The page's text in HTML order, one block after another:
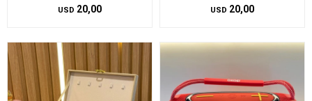
USD 20,00 USD 20,00